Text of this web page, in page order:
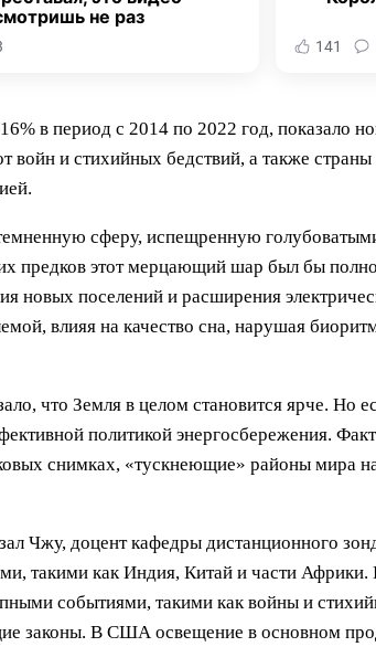
не раз
141
в период с 2014 по 2022 год, показало
и стихийных бедствий, а также
сферу, испещренную
предков этот мерцающий шар был бы
новых поселений и расширения
влияя на качество сна, нарушая
что Земля в целом становится ярче. Но
политикой энергосбережения.
снимках, «тускнеющие» районы мира
Чжу, доцент кафедры дистанционного
такими как Индия, Китай и части
событиями, такими как войны и
законы. В США освещение в основном